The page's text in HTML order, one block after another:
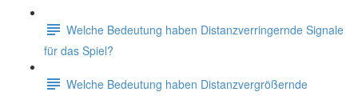
Welche Bedeutung haben Distanzverringernde Signale
für das Spiel?
Welche Bedeutung haben Distanzvergrößernde